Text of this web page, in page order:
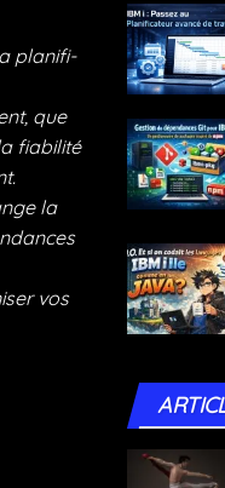
pla­ni­fi­
que
fia­bi­li­té
la
vos